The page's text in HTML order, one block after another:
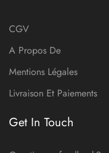
CGV
A Propos De
Mentions Légales
Livraison Et Paiements
Get In Touch